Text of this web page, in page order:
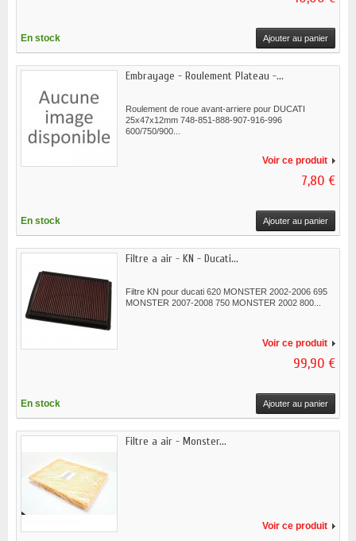
En stock Ajouter au panier
Embrayage - Roulement Plateau -...
Roulement de roue avant-arriere pour DUCATI
25x47x12mm 748-851-888-907-916-996
600/750/900...
Voir ce produit
7,80 €
En stock Ajouter au panier
Filtre a air - KN - Ducati...
Filtre KN pour ducati 620 MONSTER 2002-2006 695
MONSTER 2007-2008 750 MONSTER 2002 800...
Voir ce produit
99,90 €
En stock Ajouter au panier
Filtre a air - Monster...
Voir ce produit